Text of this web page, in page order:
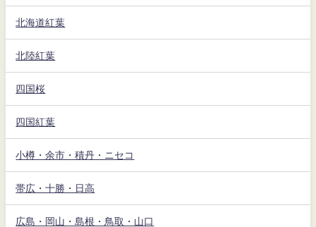
北海道紅葉
北陸紅葉
四国桜
四国紅葉
小樽・余市・積丹・ニセコ
帯広・十勝・日高
広島・岡山・島根・鳥取・山口